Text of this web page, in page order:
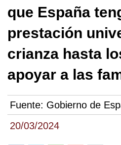
20/03/2024
que España
prestación
crianza hasta
apoyar a las
Fuente: Gobierno de